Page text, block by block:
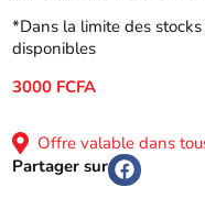
*Dans la limite des
disponibles
3000 FCFA
Offre valable dans
Partager sur